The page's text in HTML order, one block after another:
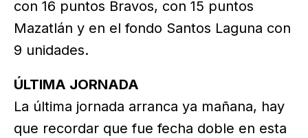
con 16 puntos Bravos, con 15 puntos
Mazatlán y en el fondo Santos Laguna con
9 unidades.
ÚLTIMA JORNADA
La última jornada arranca ya mañana, hay
que recordar que fue fecha doble en esta